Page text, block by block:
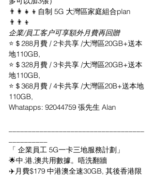
👨‍👩‍👧‍👦自制 5G 大灣區家庭組合plan
👨‍👨‍👦
企業/員工客户可享額外月費再回贈
⭐＄288月費 / 2卡共享 /大灣區20GB+送本
地110GB,
⭐＄328月費 / 3卡共享 /大灣區20GB+送本
地110GB,
⭐＄368月費 / 4卡共享 /大灣區20B+送本地
110GB,
Whatapps: 92044759 張先生 Alan
「 企業員工 5G一卡三地服務計劃」
🌟中.港,澳共用數據。唔洗翻牆
✈️月費$179 中港澳全速30GB, 其後香港限